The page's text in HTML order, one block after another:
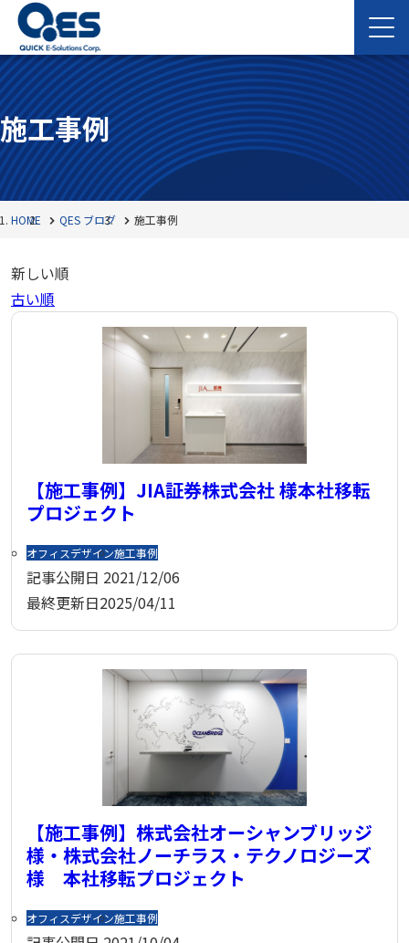
施工事例
HOME QES ブログ 施工事例
新しい順
古い順
【施工事例】JIA証券株式会社 様本社移転
プロジェクト
オフィスデザイン施工事例
記事公開日 2021/12/06
最終更新日2025/04/11
【施工事例】株式会社オーシャンブリッジ
様・株式会社ノーチラス・テクノロジーズ
様 本社移転プロジェクト
オフィスデザイン施工事例